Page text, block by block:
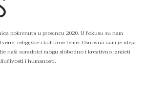
pokrenuta u prosincu 2020. U fokusu su nam
religijske i kulturne teme. Osnovna nam je ideja
naši suradnici mogu slobodno i kreativno iznijeti
i humanosti.